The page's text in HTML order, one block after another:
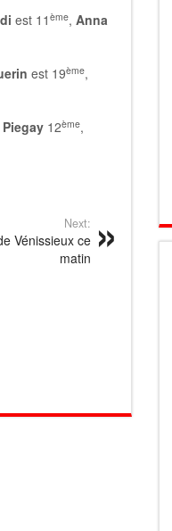
est 11 ème, Anna
est 19ème,
12ème,
Next:
Vénissieux ce
matin